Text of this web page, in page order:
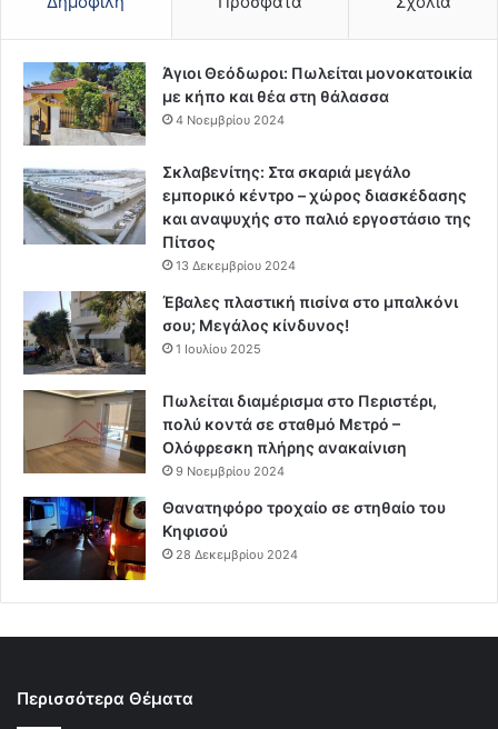
Άγιοι Θεόδωροι: Πωλείται μονοκατοικία
με κήπο και θέα στη θάλασσα
4 Νοεμβρίου 2024
Σκλαβενίτης: Στα σκαριά μεγάλο
εμπορικό κέντρο – χώρος διασκέδασης
και αναψυχής στο παλιό εργοστάσιο της
Πίτσος
13 Δεκεμβρίου 2024
Έβαλες πλαστική πισίνα στο μπαλκόνι
σου; Μεγάλος κίνδυνος!
1 Ιουλίου 2025
Πωλείται διαμέρισμα στο Περιστέρι,
πολύ κοντά σε σταθμό Μετρό –
Ολόφρεσκη πλήρης ανακαίνιση
9 Νοεμβρίου 2024
Θανατηφόρο τροχαίο σε στηθαίο του
Κηφισού
28 Δεκεμβρίου 2024
Περισσότερα Θέματα